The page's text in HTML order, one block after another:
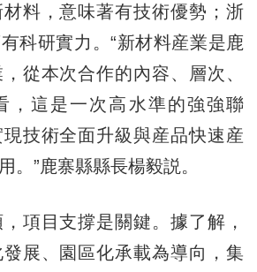
，意味著有技術優勢；浙
科研實力。“新材料産業是鹿
從本次合作的內容、層次、
，這是一次高水準的強強聯
技術全面升級與産品快速産
。”鹿寨縣縣長楊毅説。
目支撐是關鍵。據了解，
展、園區化承載為導向，集